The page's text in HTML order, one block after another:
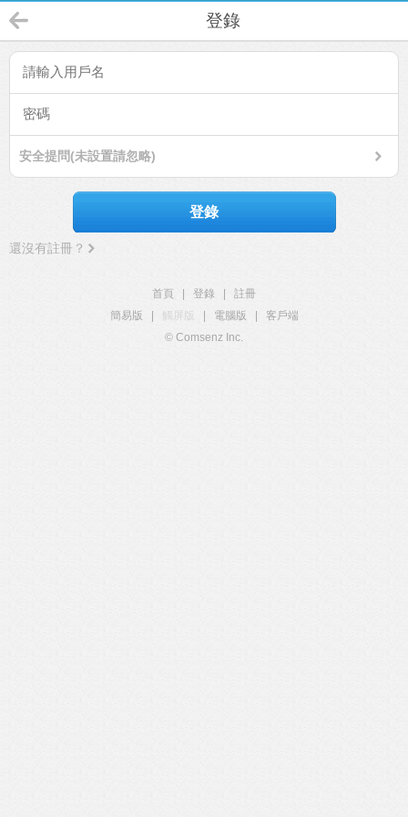
登錄
安全提問(未設置請忽略)
登錄
還沒有註冊？
首頁 登錄
註冊
簡易版
觸屏版 電腦版
客戶端
© Comsenz Inc.